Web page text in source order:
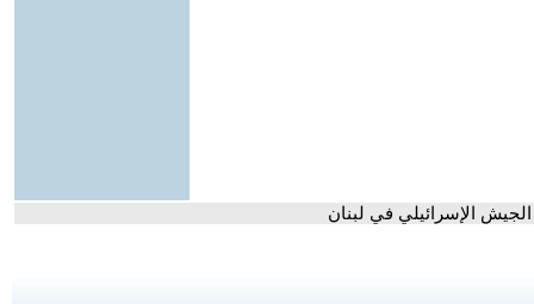
الإسرائيلي في لبنان